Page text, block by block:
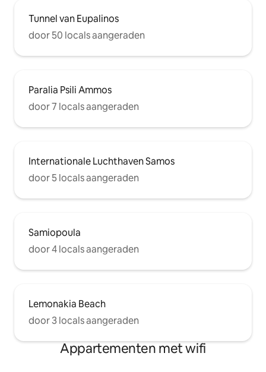
Tunnel van Eupalinos
door 50 locals aangeraden
Paralia Psili Ammos
door 7 locals aangeraden
Internationale Luchthaven Samos
door 5 locals aangeraden
Samiopoula
door 4 locals aangeraden
Lemonakia Beach
door 3 locals aangeraden
Appartementen met wifi